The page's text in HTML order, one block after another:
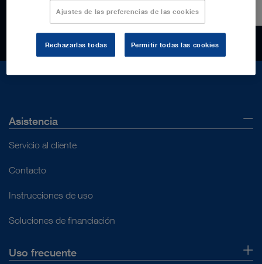
Asistencia
Servicio al cliente
Contacto
Instrucciones de uso
Soluciones de financiación
Uso frecuente
Ajustes de las preferencias de las cookies
Rechazarlas todas Permitir todas las cookies